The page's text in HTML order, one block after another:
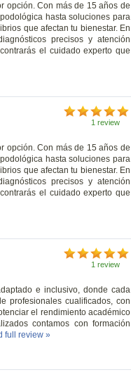
opción. Con más de 15 años de
hasta soluciones para
que afectan tu bienestar. En
precisos y atención
el cuidado experto que
1 review
opción. Con más de 15 años de
hasta soluciones para
que afectan tu bienestar. En
precisos y atención
el cuidado experto que
1 review
e inclusivo, donde cada
profesionales cualificados, con
el rendimiento académico
contamos con formación
full review »